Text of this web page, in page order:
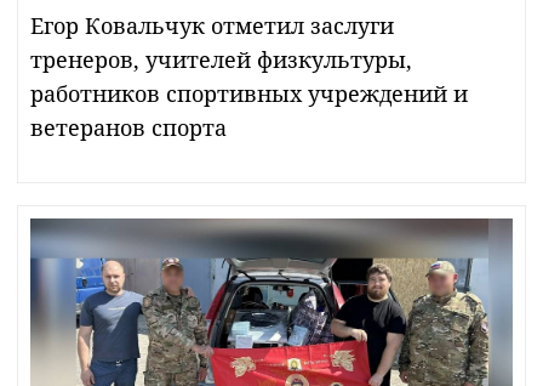
Егор Ковальчук отметил заслуги
тренеров, учителей физкультуры,
работников спортивных учреждений и
ветеранов спорта